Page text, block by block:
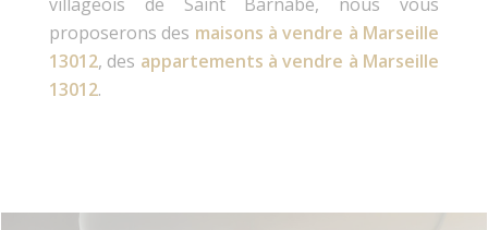
proposerons des maisons à vendre à Marseille
13012, des appartements à vendre à Marseille
13012.